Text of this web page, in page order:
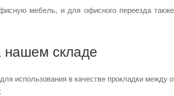
мебель, и для офисного переезда также
нашем складе
для использования в качестве прокладки